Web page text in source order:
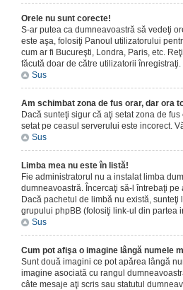
Orele nu sunt corecte!
S-ar putea ca dumneavoastră să vedeţi
este aşa, folosiţi Panoul utilizatorului
cum ar fi Bucureşti, Londra, Paris, etc.
făcută doar de către utilizatorii
Sus
Am schimbat zona de fus orar, dar ora
Dacă sunteţi sigur că aţi setat zona de
setat pe ceasul serverului este incorect.
Sus
Limba mea nu este în listă!
Fie administratorul nu a instalat limba
dumneavoastră. Încercaţi să-l întrebaţi
Dacă pachetul de limbă nu există,
grupului phpBB (folosiţi link-ul din partea
Sus
Cum pot afişa o imagine lângă numele
Sunt două imagini ce pot apărea lângă
imagine asociată cu rangul
câte mesaje aţi scris sau statutul